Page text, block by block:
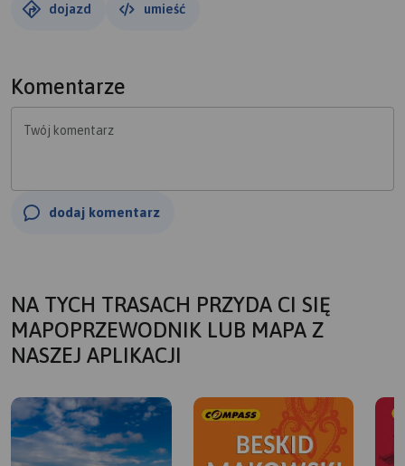
dojazd umieść
Komentarze
Twój komentarz
dodaj komentarz
NA TYCH TRASACH PRZYDA CI SIĘ
MAPOPRZEWODNIK LUB MAPA Z
NASZEJ APLIKACJI